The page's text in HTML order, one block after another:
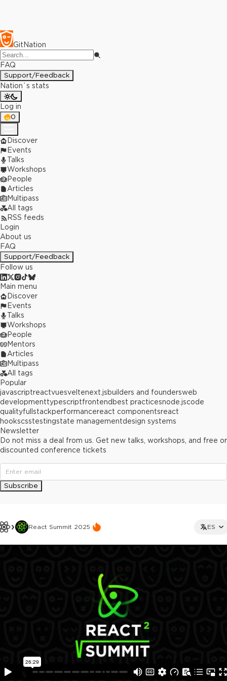
GitNation
FAQ
Support/Feedback
Nation`s stats
Log in
0
Discover
Events
Talks
Workshops
People
Articles
Multipass
All tags
RSS feeds
Login
About us
FAQ
Support/Feedback
Follow us
React Summit 2025 ES
Main menu
Discover
Events
Talks
Workshops
People
Mentors
Articles
Multipass
All tags
Popular
javascriptreactvuesveltenext.jsbuilders and foundersweb
developmenttypescriptfrontend best practicesnode.jscode
qualityfullstackperformancereact componentsreact
hookscsstestingstate managementdesign systems
Newsletter
Do not miss a deal from us. Get new talks, workshops, and free or
discounted conference tickets
Subscribe